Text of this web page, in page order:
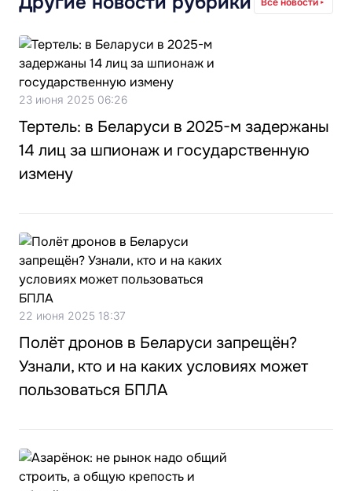
23 июня 2025 06:26
Тертель: в Беларуси в 2025-м задержаны
14 лиц за шпионаж и государственную
измену
22 июня 2025 18:37
Полёт дронов в Беларуси запрещён?
Узнали, кто и на каких условиях может
пользоваться БПЛА